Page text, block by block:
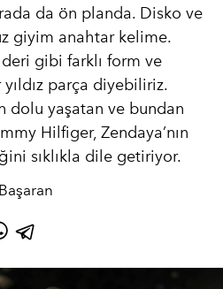
da ön planda. Disko ve
giyim anahtar kelime.
gibi farklı form ve
parça diyebiliriz.
dolu yaşatan ve bundan
Hilfiger, Zendaya’nın
sıklıkla dile getiriyor.